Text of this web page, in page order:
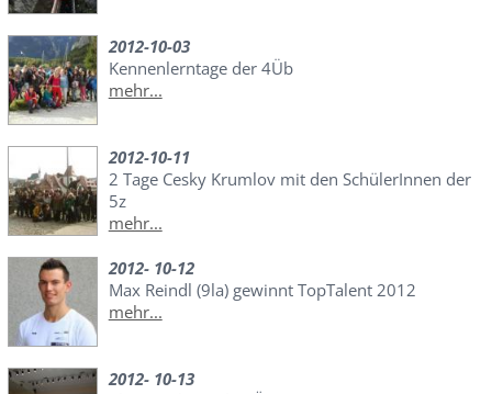
2012-10-03
Kennenlerntage der 4Üb
mehr...
2012-10-11
2 Tage Cesky Krumlov mit den SchülerInnen der
5z
mehr...
2012- 10-12
Max Reindl (9la) gewinnt TopTalent 2012
mehr...
2012- 10-13